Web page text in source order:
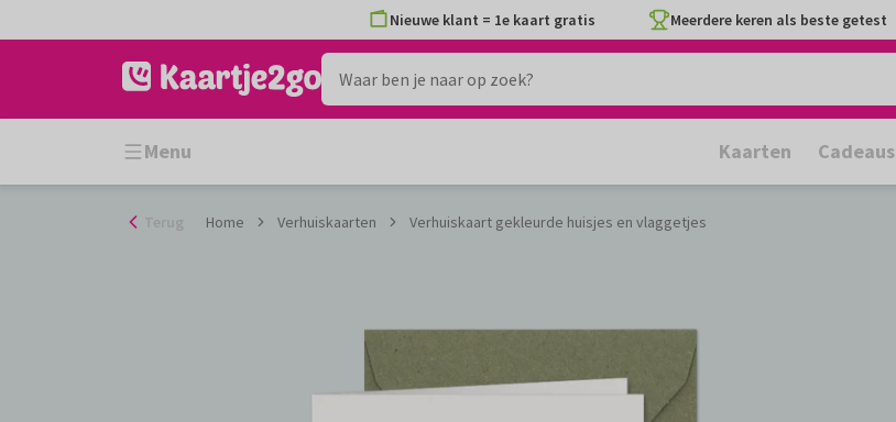
naar
Nieuwe klant = 1e kaart gratis Meerdere keren als beste getest
Menu Kaarten Cadeaus
Home Verhuiskaarten Verhuiskaart gekleurde huisjes en vlaggetjes